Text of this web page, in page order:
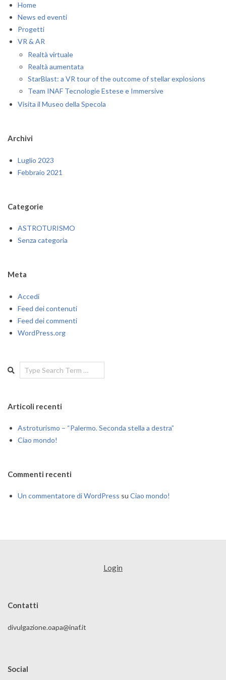
Home
News ed eventi
Progetti
VR & AR
Realtà virtuale
Realtà aumentata
StarBlast: a VR tour of the outcome of stellar explosions
Team INAF Tecnologie Estese e Immersive
Visita il Museo della Specola
Archivi
Luglio 2023
Febbraio 2021
Categorie
ASTROTURISMO
Senza categoria
Meta
Accedi
Feed dei contenuti
Feed dei commenti
WordPress.org
Search
Articoli recenti
Astroturismo – “Palermo. Seconda stella a destra”
Ciao mondo!
Commenti recenti
Un commentatore di WordPress su Ciao mondo!
Login
Contatti
divulgazione.oapa@inaf.it
Social